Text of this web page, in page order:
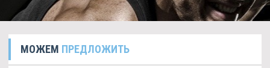
МОЖЕМ ПРЕДЛОЖИТЬ